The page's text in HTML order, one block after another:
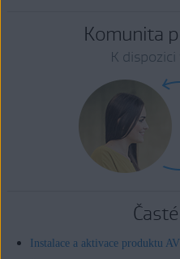
Komunita
K
Instalace a aktivace produktu